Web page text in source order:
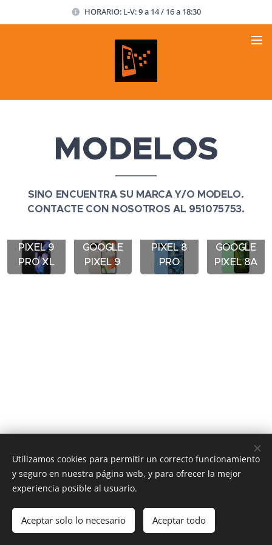
HORARIO: L-V: 9 a 14 / 16 a 18:30
MODELOS
SINO ENCUENTRA SU MARCA Y/O MODELO.
CONTACTE CON NOSOTROS AL 951075753.
PIXEL 9
PRO XL
GOOGLE
PIXEL 9
PIXEL 8
PRO
GOOGLE
PIXEL 8A
© 2025 Centro Movil - Todos los derechos reservados
Cookies
Utilizamos cookies para permitir un correcto funcionamiento
y seguro en nuestra página web, y para ofrecer la mejor
experiencia posible al usuario.
Aceptar solo lo necesario Aceptar todo